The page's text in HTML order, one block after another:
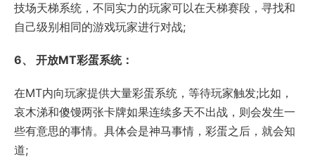
技场天梯系统，不同实力的玩家可以在天梯赛段，寻找和
自己级别相同的游戏玩家进行对战;
6、 开放MT彩蛋系统：
在MT内向玩家提供大量彩蛋系统，等待玩家触发;比如，
哀木涕和傻馒两张卡牌如果连续多天不出战，则会发生一
些有意思的事情。具体会是神马事情，彩蛋之后，就会知
道;